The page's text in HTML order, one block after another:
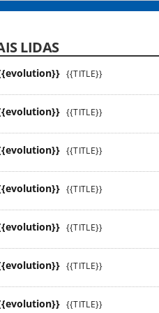
LIDAS
{{TITLE}}
{{TITLE}}
{{TITLE}}
{{TITLE}}
{{TITLE}}
{{TITLE}}
{{TITLE}}